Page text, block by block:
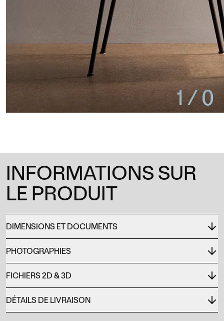
1/0
INFORMATIONS SUR
LE PRODUIT
DIMENSIONS ET DOCUMENTS
PHOTOGRAPHIES
FICHIERS 2D & 3D
DÉTAILS DE LIVRAISON